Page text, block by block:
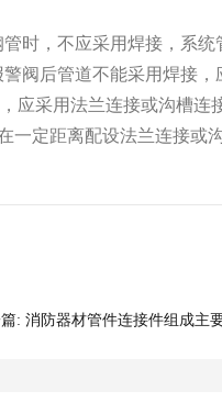
，不应采用焊接，系统
阀后管道不能采用焊接，
采用法兰连接或沟槽连
一定距离配设法兰连接或
篇:消防器材管件连接件组成主